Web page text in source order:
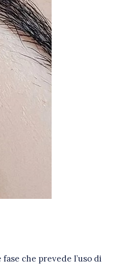
che prevede l’uso di